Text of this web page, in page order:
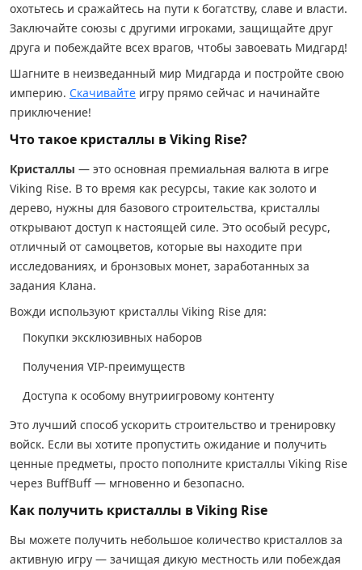
охотьтесь и сражайтесь на пути к богатству, славе и власти.
Заключайте союзы с другими игроками, защищайте друг
друга и побеждайте всех врагов, чтобы завоевать Мидгард!
Шагните в неизведанный мир Мидгарда и постройте свою
империю. Скачивайте игру прямо сейчас и начинайте
приключение!
Что такое кристаллы в Viking Rise?
Кристаллы — это основная премиальная валюта в игре
Viking Rise. В то время как ресурсы, такие как золото и
дерево, нужны для базового строительства, кристаллы
открывают доступ к настоящей силе. Это особый ресурс,
отличный от самоцветов, которые вы находите при
исследованиях, и бронзовых монет, заработанных за
задания Клана.
Вожди используют кристаллы Viking Rise для:
Покупки эксклюзивных наборов
Получения VIP-преимуществ
Доступа к особому внутриигровому контенту
Это лучший способ ускорить строительство и тренировку
войск. Если вы хотите пропустить ожидание и получить
ценные предметы, просто пополните кристаллы Viking Rise
через BuffBuff — мгновенно и безопасно.
Как получить кристаллы в Viking Rise
Вы можете получить небольшое количество кристаллов за
активную игру — зачищая дикую местность или побеждая